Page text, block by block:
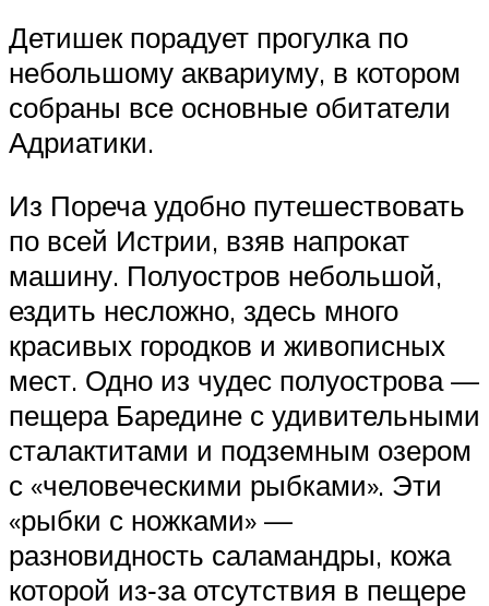
Детишек порадует прогулка по
небольшому аквариуму, в котором
собраны все основные обитатели
Адриатики.
Из Пореча удобно путешествовать
по всей Истрии, взяв напрокат
машину. Полуостров небольшой,
ездить несложно, здесь много
красивых городков и живописных
мест. Одно из чудес полуострова —
пещера Баредине с удивительными
сталактитами и подземным озером
с «человеческими рыбками». Эти
«рыбки с ножками» —
разновидность саламандры, кожа
которой из‑за отсутствия в пещере